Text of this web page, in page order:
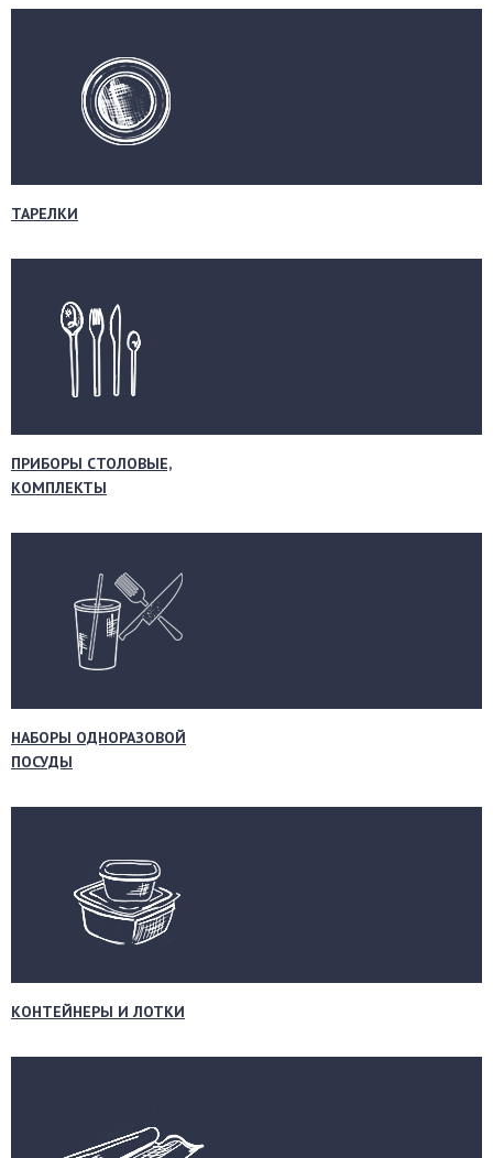
ТАРЕЛКИ
ПРИБОРЫ СТОЛОВЫЕ,
КОМПЛЕКТЫ
НАБОРЫ ОДНОРАЗОВОЙ
ПОСУДЫ
КОНТЕЙНЕРЫ И ЛОТКИ